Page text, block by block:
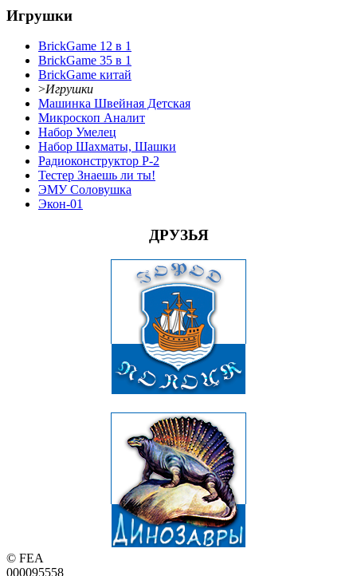
Игрушки
BrickGame 12 в 1
BrickGame 35 в 1
BrickGame китай
>Игрушки
Машинка Швейная Детская
Микроскоп Аналит
Набор Умелец
Набор Шахматы, Шашки
Радиоконструктор Р-2
Тестер Знаешь ли ты!
ЭМУ Соловушка
Экон-01
ДРУЗЬЯ
© FEA
000095558